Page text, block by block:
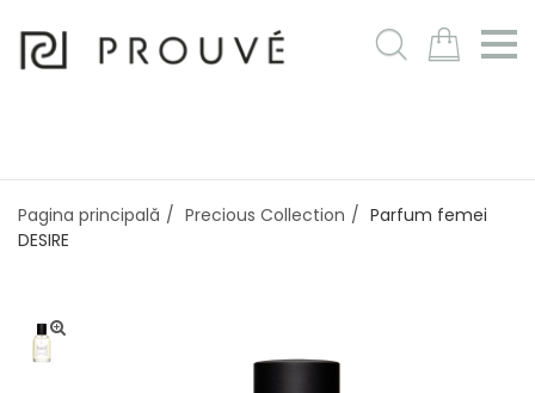
m
Pagina principală Precious Collection
Parfum femei
DESIRE